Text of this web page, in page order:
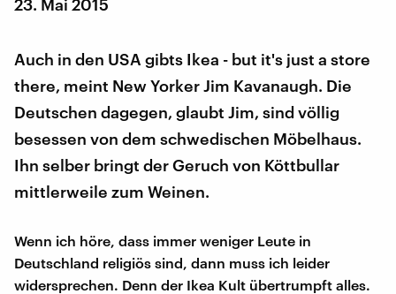
23. Mai 2015
Auch in den USA gibts Ikea - but it's just a store
there, meint New Yorker Jim Kavanaugh. Die
Deutschen dagegen, glaubt Jim, sind völlig
besessen von dem schwedischen Möbelhaus.
Ihn selber bringt der Geruch von Köttbullar
mittlerweile zum Weinen.
Wenn ich höre, dass immer weniger Leute in
Deutschland religiös sind, dann muss ich leider
widersprechen. Denn der Ikea Kult übertrumpft alles.